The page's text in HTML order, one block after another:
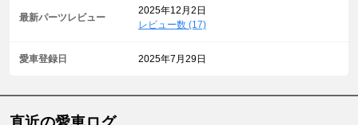
最新パーツレビュー
2025年12月2日
レビュー数 (17)
愛車登録日 2025年7月29日